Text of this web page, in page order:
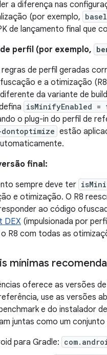
a diferença nas
(por exemplo,
de lançamento final que
perfil (por exemplo,
de perfil geradas
e a otimização
da variante de
isMinifyEnabled =
o plug-in do perfil de
estão
final:
sempre deve ter
e otimização. O R8
ao código
DEX (impulsionada por
R8 com todas as
mínimas
oferece as versões
use as versões
e do instalador
juntas como um
para Gradle: